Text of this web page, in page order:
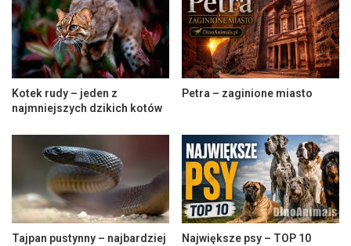
Kotek rudy – jeden z
najmniejszych dzikich kotów
Petra – zaginione miasto
Tajpan pustynny – najbardziej
Największe psy – TOP 10